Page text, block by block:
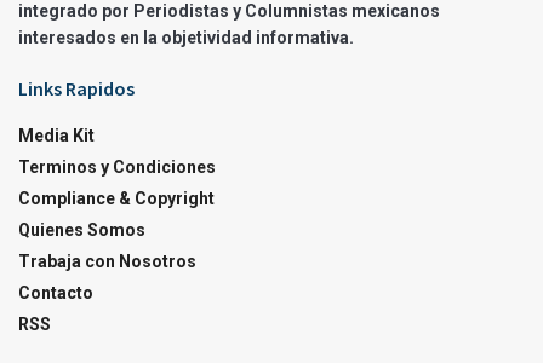
integrado por Periodistas y Columnistas mexicanos
interesados en la objetividad informativa.
Links Rapidos
Media Kit
Terminos y Condiciones
Compliance & Copyright
Quienes Somos
Trabaja con Nosotros
Contacto
RSS